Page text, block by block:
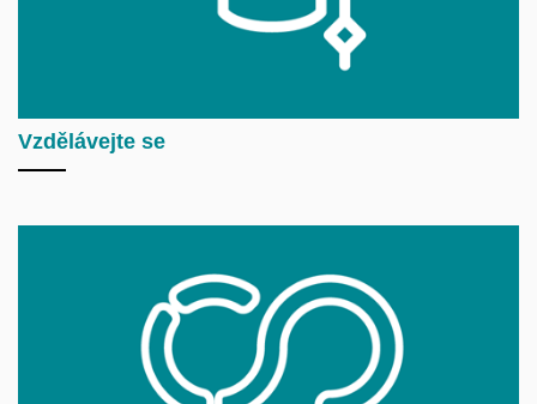
Vzdělávejte se